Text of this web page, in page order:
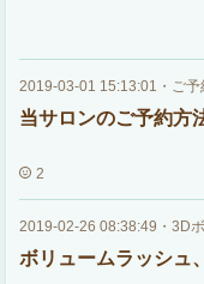
2019-03-01 15:13:01 ・ ご
当サロンのご予約方
2
2019-02-26 08:38:49 ・ 3D
ボリュームラッシュ